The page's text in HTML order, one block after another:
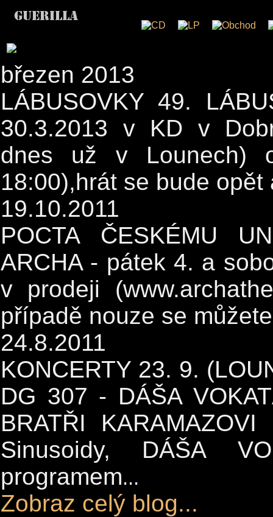
březen 2013
LÁBUSOVKY 49.
30.3.2013 v KD v
dnes už v Lounech)
18:00),hrát se bude opět
19.10.2011
POCTA ČESKÉMU
ARCHA - pátek 4. a
v prodeji
případě nouze se
24.8.2011
KONCERTY 23. 9.
DG 307 - DÁŠA
BRATŘI
Sinusoidy, DÁŠA
programem...
Zobraz celý blog...